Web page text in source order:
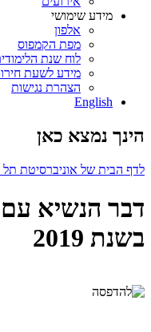
מידע שימושי
אלפון
מפת הקמפוס
לוח שנת
מידע לשעת
הצהרת נגישות
English
הינך נמצא כאן
לדף הבית של אוניברסיטת תל
דבר הנשיא עם
בשנת 2019